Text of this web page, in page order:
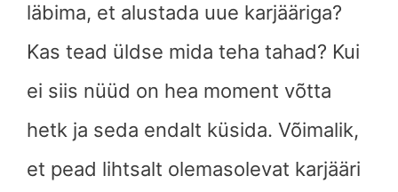
läbima, et alustada uue karjääriga?
Kas tead üldse mida teha tahad? Kui
ei siis nüüd on hea moment võtta
hetk ja seda endalt küsida. Võimalik,
et pead lihtsalt olemasolevat karjääri